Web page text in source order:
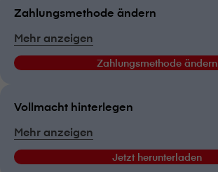
Zahlungsmethode ändern
Mehr anzeigen
Zahlungsmethode ändern
Vollmacht hinterlegen
Mehr anzeigen
Jetzt herunterladen